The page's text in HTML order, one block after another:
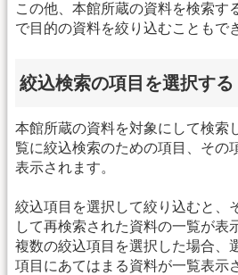
この他、本館所蔵の資料を検索す
で目的の資料を絞り込むこともで
絞込検索の項目を選択する
本館所蔵の資料を対象にして検索
覧に絞込検索のための項目、その
表示されます。
絞込項目を選択して絞り込むと、
して再検索された資料の一覧が表
複数の絞込項目を選択した場合、
項目にあてはまる資料が一覧表示